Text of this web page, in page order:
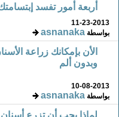
أربعة أمور تفسد
11-23-2013
بواسطةasnanaka
الأن بإمكانك زراعة
وبدون ألم
10-08-2013
بواسطةasnanaka
لماذا يجب أن تزرع